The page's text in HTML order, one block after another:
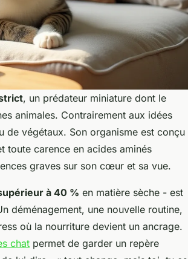
, un prédateur miniature dont le
animales. Contrairement aux idées
de végétaux. Son organisme est conçu
toute carence en acides aminés
graves sur son cœur et sa vue.
à 40 % en matière sèche - est
déménagement, une nouvelle routine,
où la nourriture devient un ancrage.
chat permet de garder un repère